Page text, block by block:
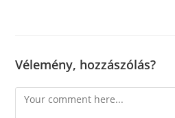
Vélemény, hozzászólás?